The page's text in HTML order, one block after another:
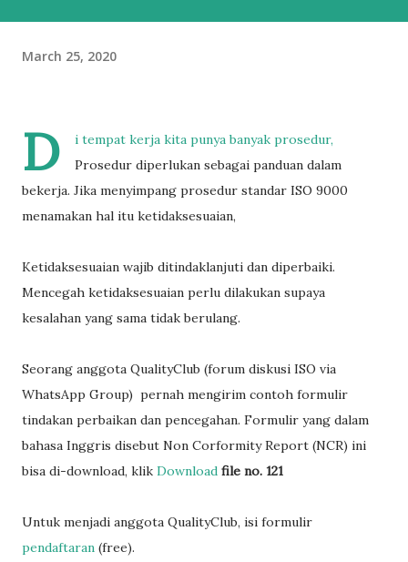
March 25, 2020
D
i tempat kerja kita punya banyak prosedur,
Prosedur diperlukan sebagai panduan dalam
bekerja. Jika menyimpang prosedur standar ISO 9000
menamakan hal itu ketidaksesuaian,
Ketidaksesuaian wajib ditindaklanjuti dan diperbaiki.
Mencegah ketidaksesuaian perlu dilakukan supaya
kesalahan yang sama tidak berulang.
Seorang anggota QualityClub (forum diskusi ISO via
WhatsApp Group) pernah mengirim contoh formulir
tindakan perbaikan dan pencegahan. Formulir yang dalam
bahasa Inggris disebut Non Corformity Report (NCR) ini
bisa di-download, klik Download file no. 121
Untuk menjadi anggota QualityClub, isi formulir
pendaftaran (free).